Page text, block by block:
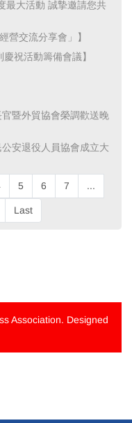
最大活動 誠摯邀請您共
營交流分享會」】
祝活動籌備會議】
官暨外貿協會榮調歡送晚
安退役人員協會成立大
5 6 7 ...
Last
Association. Designed